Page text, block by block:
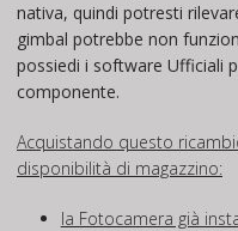
nativa, quindi potresti
gimbal potrebbe non
possiedi i software Ufficiali
componente.
Acquistando questo
disponibilità di magazzino:
la Fotocamera già